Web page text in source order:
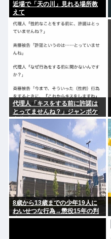
近場で「天の川」見れる場所教
えて
代理人「キスをする前に許諾は
とってませんね？」ジャンポケ
斎藤「今までこれからキスしま
すなんて宣言することなかった
ので」
8歳から13歳までの少年19人に
わいせつな行為→懲役15年の判
決